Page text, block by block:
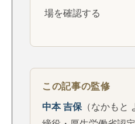
場を確認する
この記事の監修
中本 吉保 （なかもと